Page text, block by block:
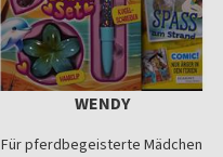
WENDY
Für pferdbegeisterte Mädchen